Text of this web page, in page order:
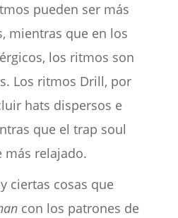
pueden ser más
mientras que en los
los ritmos son
Los ritmos Drill, por
hats dispersos e
que el trap soul
más relajado.
ciertas cosas que
con los patrones de